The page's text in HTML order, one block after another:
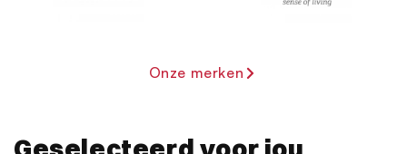
Onze merken